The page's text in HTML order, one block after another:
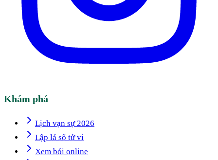
Khám phá
Lịch vạn sự 2026
Lập lá số tử vi
Xem bói online